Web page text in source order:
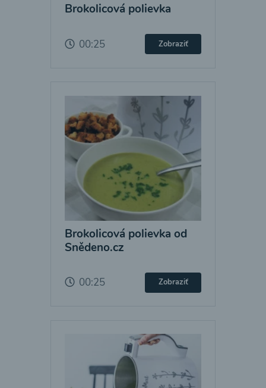
Brokolicová polievka
00:25 Zobraziť
Brokolicová polievka od
Snědeno.cz
00:25 Zobraziť